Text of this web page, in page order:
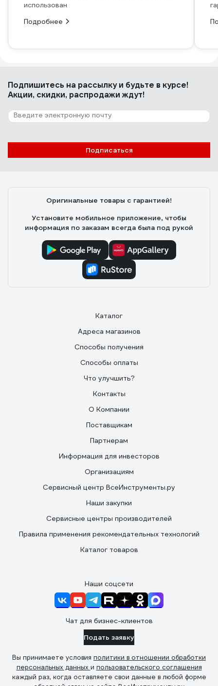
использован
Подробнее
Подпишитесь на рассылкуи будьте в курсе!
Акции, скидки, распродажи ждут!
Подписаться
Оригинальные товары с гарантией!
Установите мобильное приложение, чтобы
информация по заказам всегда была под рукой
Каталог
Адреса магазинов
Способы получения
Способы оплаты
Что улучшить?
Контакты
О Компании
Поставщикам
Партнерам
Информация для инвесторов
Организациям
Сервисный центр ВсеИнструменты.ру
Наши закупки
Сервисные центры производителей
Правила применения рекомендательных технологий
Каталог товаров
Наши соцсети
Чат для бизнес-клиентов
Подать заявку
Вы принимаете условия политики в отношении обработки
персональных данных и пользовательского соглашения
каждый раз, когда оставляете свои данные в любой форме